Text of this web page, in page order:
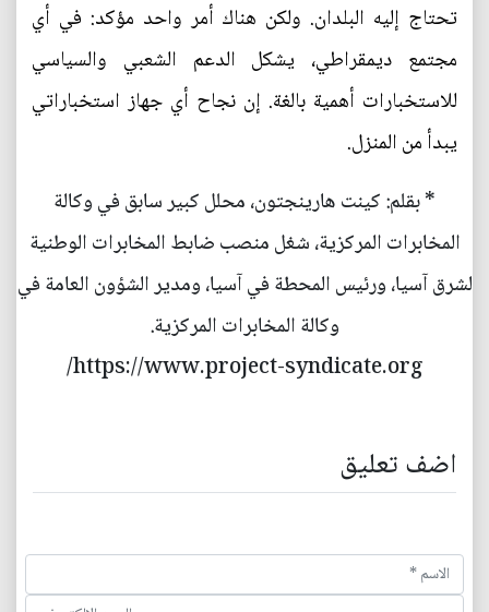
تحتاج إليه البلدان. ولكن هناك أمر واحد مؤكد: في أي
مجتمع ديمقراطي، يشكل الدعم الشعبي والسياسي
للاستخبارات أهمية بالغة. إن نجاح أي جهاز استخباراتي
يبدأ من المنزل.
* بقلم: كينت هارينجتون، محلل كبير سابق في وكالة
المخابرات المركزية، شغل منصب ضابط المخابرات الوطنية
لشرق آسيا، ورئيس المحطة في آسيا، ومدير الشؤون العامة في
وكالة المخابرات المركزية.
https://www.project-syndicate.org/
اضف تعليق